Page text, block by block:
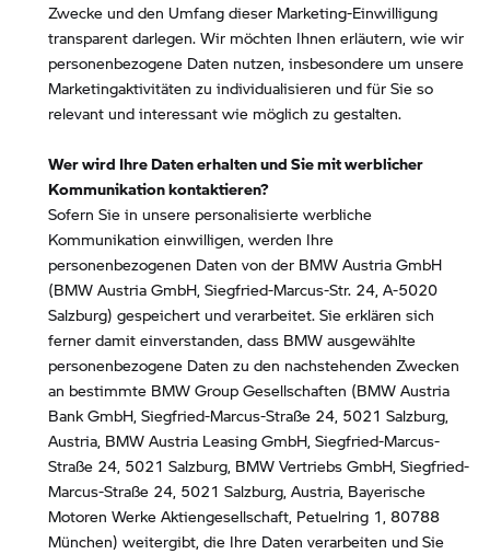
Zwecke und den Umfang dieser Marketing-Einwilligung
transparent darlegen. Wir möchten Ihnen erläutern, wie wir
personenbezogene Daten nutzen, insbesondere um unsere
Marketingaktivitäten zu individualisieren und für Sie so
relevant und interessant wie möglich zu gestalten.
Wer wird Ihre Daten erhalten und Sie mit werblicher
Kommunikation kontaktieren?
Sofern Sie in unsere personalisierte werbliche
Kommunikation einwilligen, werden Ihre
personenbezogenen Daten von der BMW Austria GmbH
(BMW Austria GmbH, Siegfried-Marcus-Str. 24, A-5020
Salzburg) gespeichert und verarbeitet. Sie erklären sich
ferner damit einverstanden, dass BMW ausgewählte
personenbezogene Daten zu den nachstehenden Zwecken
an bestimmte BMW Group Gesellschaften (BMW Austria
Bank GmbH, Siegfried-Marcus-Straße 24, 5021 Salzburg,
Austria, BMW Austria Leasing GmbH, Siegfried-Marcus-
Straße 24, 5021 Salzburg, BMW Vertriebs GmbH, Siegfried-
Marcus-Straße 24, 5021 Salzburg, Austria, Bayerische
Motoren Werke Aktiengesellschaft, Petuelring 1, 80788
München) weitergibt, die Ihre Daten verarbeiten und Sie